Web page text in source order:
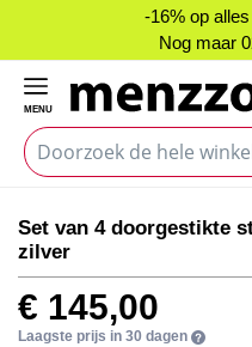
-16% op
Nog maar
MENU
naar
het
einde
van
de
naar
het
begin
van
de
Set van 4 doorgestikte
zilver
€ 145,00
Laagste prijs in 30 dagen